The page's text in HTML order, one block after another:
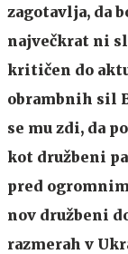
zagotavlja, da
največkrat ni
kritičen do
obrambnih sil
se mu zdi, da
kot družbeni
pred
nov družbeni
razmerah v